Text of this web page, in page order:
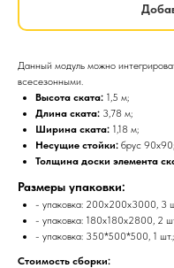
Данный модуль можно
всесезонными.
Высота ската: 1,5 м;
Длина ската: 3,78 м;
Ширина ската: 1,18 м;
Несущие стойки: брус 90х90;
Толщина доски элемента
Размеры упаковки:
- упаковка: 200x200x3000, 3
- упаковка: 180x180x2800, 2
- упаковка: 350*500*500, 1 шт.;
Стоимость сборки: